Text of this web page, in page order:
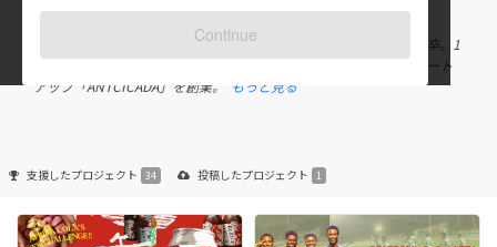
Continue
出身国：日本 出身地：埼玉県
1994年11月、埼玉県越谷市生まれ。慶應義塾大学法学部政治学科卒。1
つ星レストラン「le sputnik」での料理人修行を経て、昆虫食スタート
アップ「ANTCICADA」を創業。
もっと見る
支援したプロジェクト 34 投稿したプロジェクト 1